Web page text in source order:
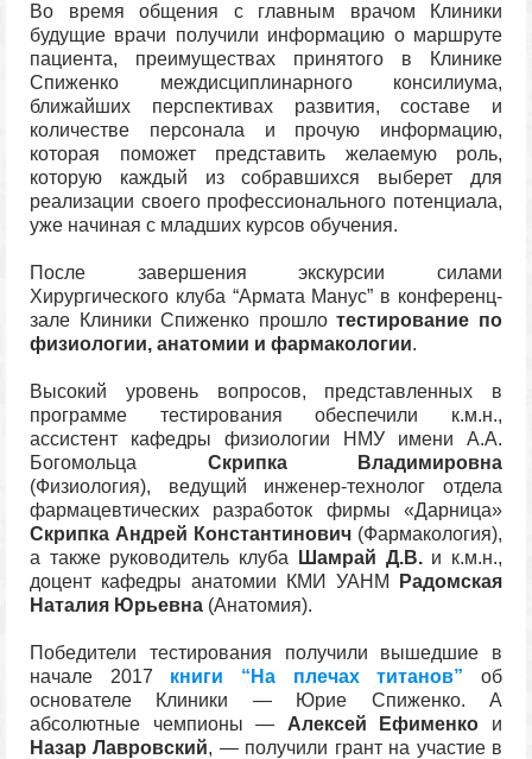
Во время общения с главным врачом Клиники
будущие врачи получили информацию о маршруте
пациента, преимуществах принятого в Клинике
Спиженко междисциплинарного консилиума,
ближайших перспективах развития, составе и
количестве персонала и прочую информацию,
которая поможет представить желаемую роль,
которую каждый из собравшихся выберет для
реализации своего профессионального потенциала,
уже начиная с младших курсов обучения.
После завершения экскурсии силами
Хирургического клуба “Армата Манус” в конференц-
зале Клиники Спиженко прошлотестирование по
физиологии, анатомии и фармакологии.
Высокий уровень вопросов, представленных в
программе тестирования обеспечили к.м.н.,
ассистент кафедры физиологии НМУ имени А.А.
Богомольца Скрипка Владимировна
(Физиология), ведущий инженер-технолог отдела
фармацевтических разработок фирмы «Дарница»
Скрипка Андрей Константинович (Фармакология),
а также руководитель клуба
Шамрай Д.В.и к.м.н.,
доцент кафедры анатомии КМИ УАНМ
Радомская
Наталия Юрьевна (Анатомия).
Победители тестирования получили вышедшие в
начале 2017 книги “На плечах титанов” об
основателе Клиники — Юрие Спиженко. А
абсолютные чемпионы — Алексей Ефименко и
Назар Лавровский, — получили грант на участие в